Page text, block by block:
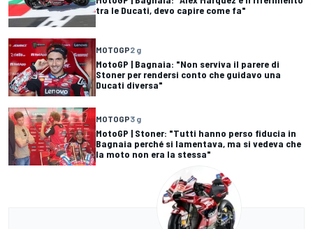
tra le Ducati, devo capire come fa"
MOTOGP2 g
MotoGP | Bagnaia: "Non serviva il parere di
Stoner per rendersi conto che guidavo una
Ducati diversa"
MOTOGP3 g
MotoGP | Stoner: "Tutti hanno perso fiducia in
Bagnaia perché si lamentava, ma si vedeva che
la moto non era la stessa"